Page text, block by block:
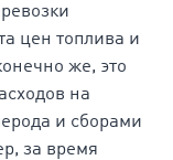
цен топлива и
же, это
на
и сборами
за время